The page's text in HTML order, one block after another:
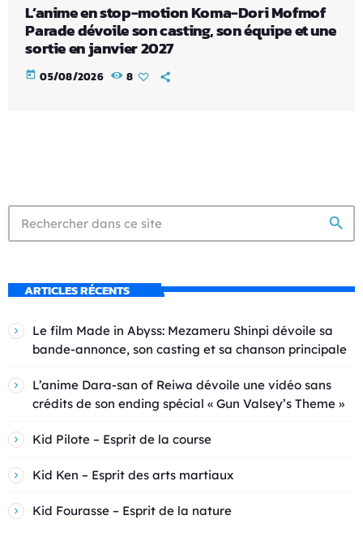
L’anime en stop-motion Koma-Dori Mofmof
Parade dévoile son casting, son équipe et une
sortie en janvier 2027
today 05/08/2026 8
search
ARTICLES RÉCENTS
Le film Made in Abyss: Mezameru Shinpi dévoile sa
bande-annonce, son casting et sa chanson principale
L’anime Dara-san of Reiwa dévoile une vidéo sans
crédits de son ending spécial « Gun Valsey’s Theme »
Kid Pilote – Esprit de la course
Kid Ken – Esprit des arts martiaux
Kid Fourasse – Esprit de la nature